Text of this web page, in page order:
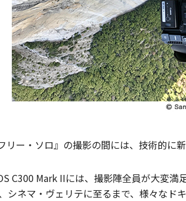
ー・ソロ』の撮影の間には、技術的に新
C300 Mark IIには、撮影陣全員が大変
シネマ・ヴェリテに至るまで、様々な